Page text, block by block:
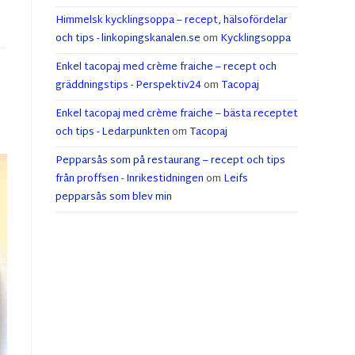
Himmelsk kycklingsoppa – recept, hälsofördelar
och tips - linkopingskanalen.seom Kycklingsoppa
Enkel tacopaj med crème fraiche – recept och
gräddningstips - Perspektiv24omTacopaj
Enkel tacopaj med crème fraiche – bästa receptet
och tips - LedarpunktenomTacopaj
Pepparsås som på restaurang – recept och tips
från proffsen - Inrikestidningenom Leifs
pepparsås som blev min